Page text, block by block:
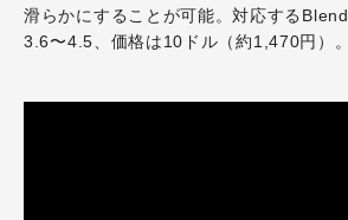
滑らかにすることが可能。対応する
3.6〜4.5、価格は10ドル（約1,470円）。